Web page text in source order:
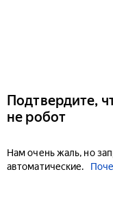
Подтвердите,
не робот
Нам очень жаль, но
автоматические.